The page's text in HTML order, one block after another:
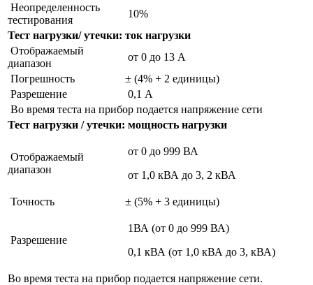
Неопределенность
тестирования
10%
Тест нагрузки/ утечки: ток нагрузки
Отображаемый
диапазон
от 0 до 13 А
Погрешность
± (4% + 2 единицы)
Разрешение
0,1 А
Во время теста на прибор подается напряжение сети
Тест нагрузки / утечки: мощность нагрузки
Отображаемый
диапазон
от 0 до 999 ВА
от 1,0 кВА до 3, 2 кВА
Точность ± (5% + 3 единицы)
Разрешение
1ВА (от 0 до 999 ВА)
0,1 кВА (от 1,0 кВА до 3, кВА)
Во время теста на прибор подается напряжение сети.